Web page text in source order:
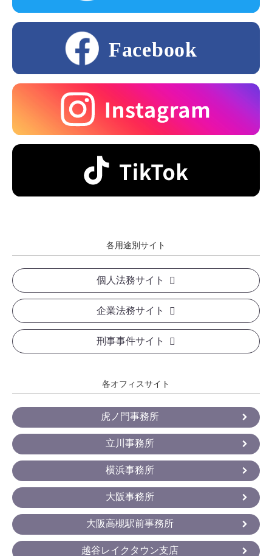
各用途別サイト
個人法務サイト
企業法務サイト
刑事事件サイト
各オフィスサイト
虎ノ門事務所
立川事務所
横浜事務所
大阪事務所
大阪高槻駅前事務所
越谷レイクタウン支店